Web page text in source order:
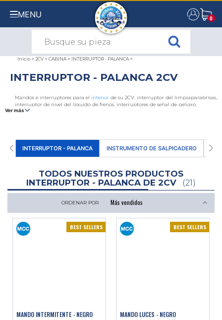
MENU 0
0
Inicio > 2CV > CABINA > INTERRUPTOR - PALANCA >
INTERRUPTOR - PALANCA 2CV
Mandos e interruptores para el interiorde su 2CV: interruptor del limpiaparabrisas,
interruptor de nivel del líquido de frenos, interruptores de señal de peligro,
interruptor de luz antiniebla, interruptor del lavaparabrisas y, por último, mandos
nuestro sitio web 2CV Mehari Club Cassis.
Ver más
INTERRUPTOR - PALANCA INSTRUMENTO DE SALPICADERO
TODOS NUESTROS PRODUCTOS
INTERRUPTOR - PALANCA DE 2CV
(21)
ORDENAR POR
BEST SELLERS
MANDO INTERMITENTE - NEGRO
BEST SELLERS
MANDO LUCES - NEGRO